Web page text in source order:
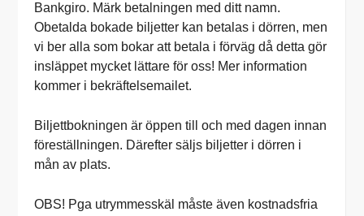
Bankgiro. Märk betalningen med ditt namn.
Obetalda bokade biljetter kan betalas i dörren, men
vi ber alla som bokar att betala i förväg då detta gör
insläppet mycket lättare för oss! Mer information
kommer i bekräftelsemailet.
Biljettbokningen är öppen till och med dagen innan
föreställningen. Därefter säljs biljetter i dörren i
mån av plats.
OBS! Pga utrymmesskäl måste även kostnadsfria